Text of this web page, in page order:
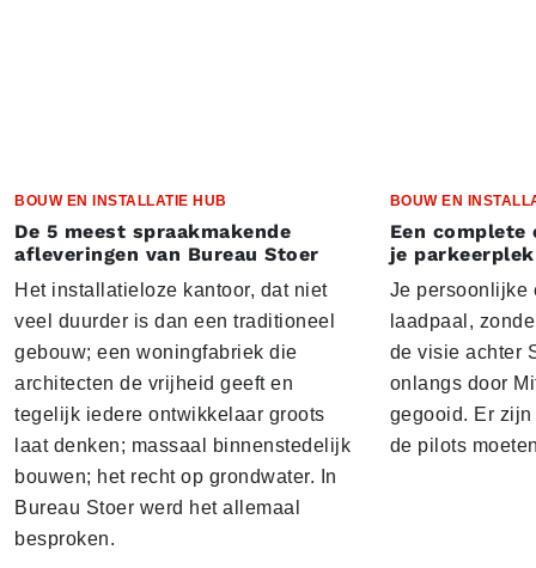
BOUW EN INSTALLATIE HUB
De 5 meest spraakmakende
afleveringen van Bureau Stoer
Het installatieloze kantoor, dat niet
veel duurder is dan een traditioneel
gebouw; een woningfabriek die
architecten de vrijheid geeft en
tegelijk iedere ontwikkelaar groots
laat denken; massaal binnenstedelijk
bouwen; het recht op grondwater. In
Bureau Stoer werd het allemaal
besproken.
BOUW EN
Een complete
je parkeerplek
Je persoonlijke
laadpaal,
de visie achter
onlangs door
gegooid. Er
de pilots